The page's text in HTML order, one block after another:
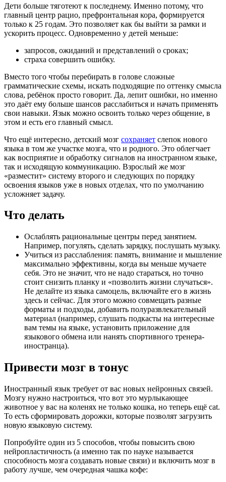
Дети больше тяготеют к последнему. Именно потому, что
главный центр рацио, префронтальная кора, формируется
только к 25 годам. Это позволяет как бы выйти за рамки и
ускорить процесс. Одновременно у детей меньше:
запросов, ожиданий и представлений о сроках;
страха совершить ошибку.
Вместо того чтобы перебирать в голове сложные
грамматические схемы, искать подходящие по оттенку смысла
слова, ребёнок просто говорит. Да, лепит ошибки, но именно
это даёт ему больше шансов расслабиться и начать применять
свои навыки. Язык можно освоить только через общение, в
этом и есть его главный смысл.
Что ещё интересно, детский мозг сохраняет слепок нового
языка в том же участке мозга, что и родного. Это облегчает
как восприятие и обработку сигналов на иностранном языке,
так и исходящую коммуникацию. Взрослый же мозг
«разместит» систему второго и следующих по порядку
освоения языков уже в новых отделах, что по умолчанию
усложняет задачу.
Что делать
Ослаблять рациональные центры перед занятием.
Например, погулять, сделать зарядку, послушать музыку.
Учиться из расслабления: память, внимание и мышление
максимально эффективны, когда вы меньше мучаете
себя. Это не значит, что не надо стараться, но точно
стоит снизить планку и «позволить жизни случаться».
Не делайте из языка самоцель, включайте его в жизнь
здесь и сейчас. Для этого можно совмещать разные
форматы и подходы, добавить полуразвлекательный
материал (например, слушать подкасты на интересные
вам темы на языке, установить приложение для
языкового обмена или нанять спортивного тренера-
иностранца).
Привести мозг в тонус
Иностранный язык требует от вас новых нейронных связей.
Мозгу нужно настроиться, что вот это мурлыкающее
животное у вас на коленях не только кошка, но теперь ещё cat.
То есть сформировать дорожки, которые позволят загрузить
новую языковую систему.
Попробуйте один из 5 способов, чтобы повысить свою
нейропластичность (а именно так по науке называется
способность мозга создавать новые связи) и включить мозг в
работу лучше, чем очередная чашка кофе: